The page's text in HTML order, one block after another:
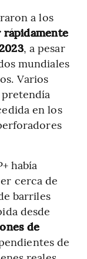
a los
, a pesar
mundiales
Varios
en los
había
cerca de
barriles
desde
de
de